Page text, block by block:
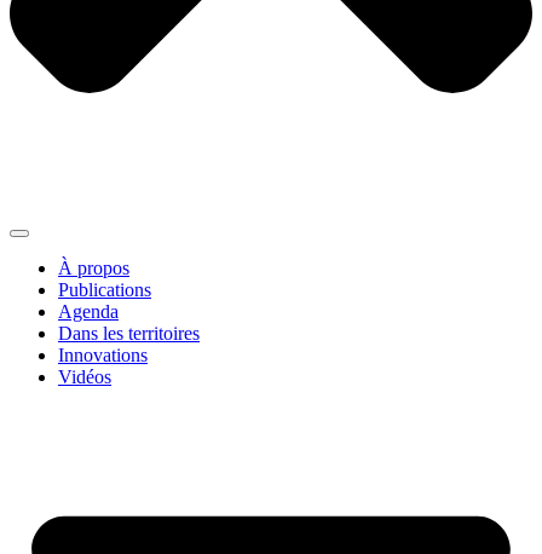
À propos
Publications
Agenda
Dans les territoires
Innovations
Vidéos